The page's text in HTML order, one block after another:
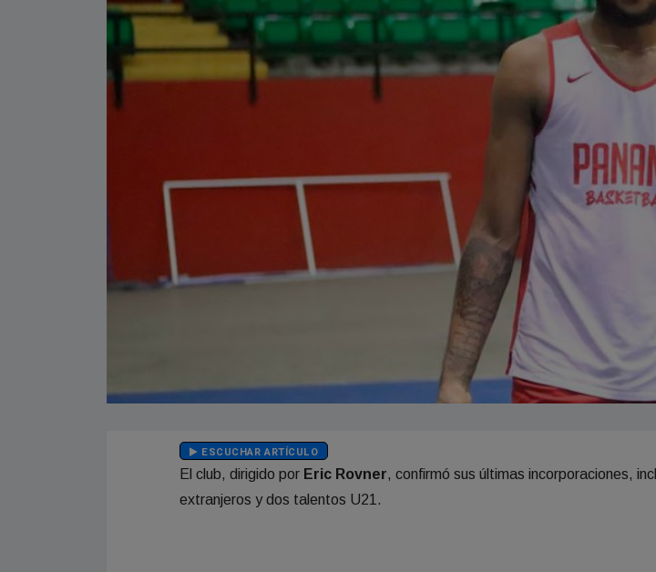
ESCUCHAR ARTÍCULO
El club, dirigido por Eric Rovner, confirmó sus últimas incorporaciones,
extranjeros y dos talentos U21.